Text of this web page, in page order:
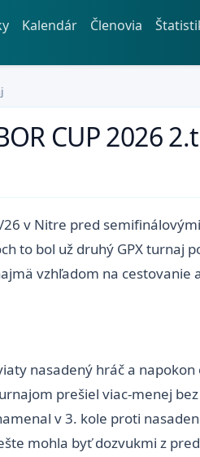
Kalendár Členovia
CUP 2026
v Nitre pred
to bol už druhý GPX turnaj
vzhľadom na cestovanie
nasadený hráč a napokon
prešiel viac-menej
v 3. kole proti
mohla byť dozvukmi z